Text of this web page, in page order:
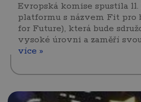
Evropská komise spustila
platformu s názvem Fit pro
for Future), která bude
vysoké úrovni a zaměří
více »